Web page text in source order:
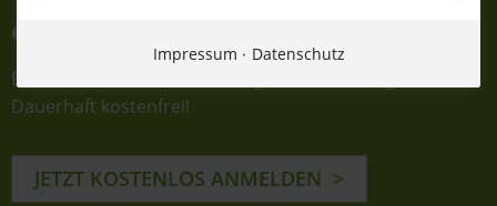
e-Journale abonnieren
Einfach E-Mail-Adresse eintragen und bestätigen.
Dauerhaft kostenfrei!
JETZT KOSTENLOS ANMELDEN
Impressum Datenschutz